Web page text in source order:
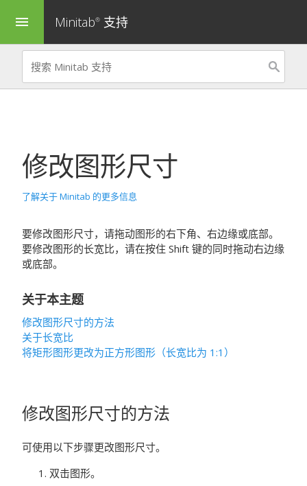
menu Minitab® 支持
修改图形尺寸
了解关于 Minitab 的更多信息
要修改图形尺寸，请拖动图形的右下角、右边缘或底部。
要修改图形的长宽比，请在按住 Shift 键的同时拖动右边缘
或底部。
关于本主题
修改图形尺寸的方法
关于长宽比
将矩形图形更改为正方形图形（长宽比为 1:1）
修改图形尺寸的方法
可使用以下步骤更改图形尺寸。
双击图形。